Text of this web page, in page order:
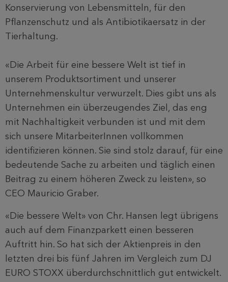
Konservierung von Lebensmitteln, für den
Pflanzenschutz und als Antibiotikaersatz in der
Tierhaltung.
«Die Arbeit für eine bessere Welt ist tief in
unserem Produktsortiment und unserer
Unternehmenskultur verwurzelt. Dies gibt uns als
Unternehmen ein überzeugendes Ziel, das eng
mit Nachhaltigkeit verbunden ist und mit dem
sich unsere MitarbeiterInnen vollkommen
identifizieren können. Sie sind stolz darauf, für eine
bedeutende Sache zu arbeiten und täglich einen
Beitrag zu einem höheren Zweck zu leisten», so
CEO Mauricio Graber.
«Die bessere Welt» von Chr. Hansen legt übrigens
auch auf dem Finanzparkett einen besseren
Auftritt hin. So hat sich der Aktienpreis in den
letzten drei bis fünf Jahren im Vergleich zum DJ
EURO STOXX überdurchschnittlich gut entwickelt.